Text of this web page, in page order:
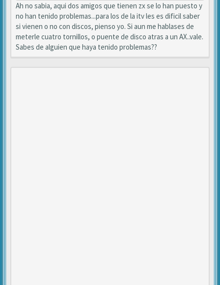
Ah no sabia, aqui dos amigos que tienen zx se lo han puesto y
no han tenido problemas...para los de la itv les es dificil saber
si vienen o no con discos, pienso yo. Si aun me hablases de
meterle cuatro tornillos, o puente de disco atras a un AX..vale.
Sabes de alguien que haya tenido problemas??